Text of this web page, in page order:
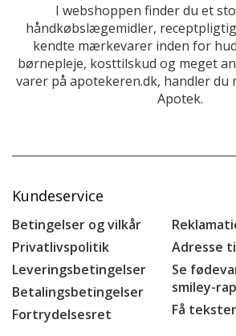
I webshoppen finder du et
håndkøbslægemidler,
kendte mærkevarer inden for
børnepleje, kosttilskud og meget
varer på apotekeren.dk, handler du
Apotek.
Kundeservice
Betingelser og vilkår
Privatlivspolitik
Leveringsbetingelser
Betalingsbetingelser
Fortrydelsesret
Adresse
Se
smiley-
Få